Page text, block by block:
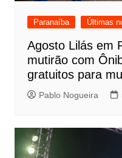
Paranaíba Últimas
Agosto Lilás em
mutirão com
gratuitos para
Pablo Nogueira